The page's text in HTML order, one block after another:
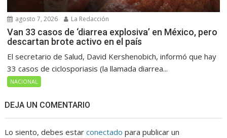
agosto 7, 2026 La Redacción
Van 33 casos de ‘diarrea explosiva’ en México, pero
descartan brote activo en el país
El secretario de Salud, David Kershenobich, informó que hay
33 casos de ciclosporiasis (la llamada diarrea...
NACIONAL
DEJA UN COMENTARIO
Lo siento, debes estarconectado para publicar un